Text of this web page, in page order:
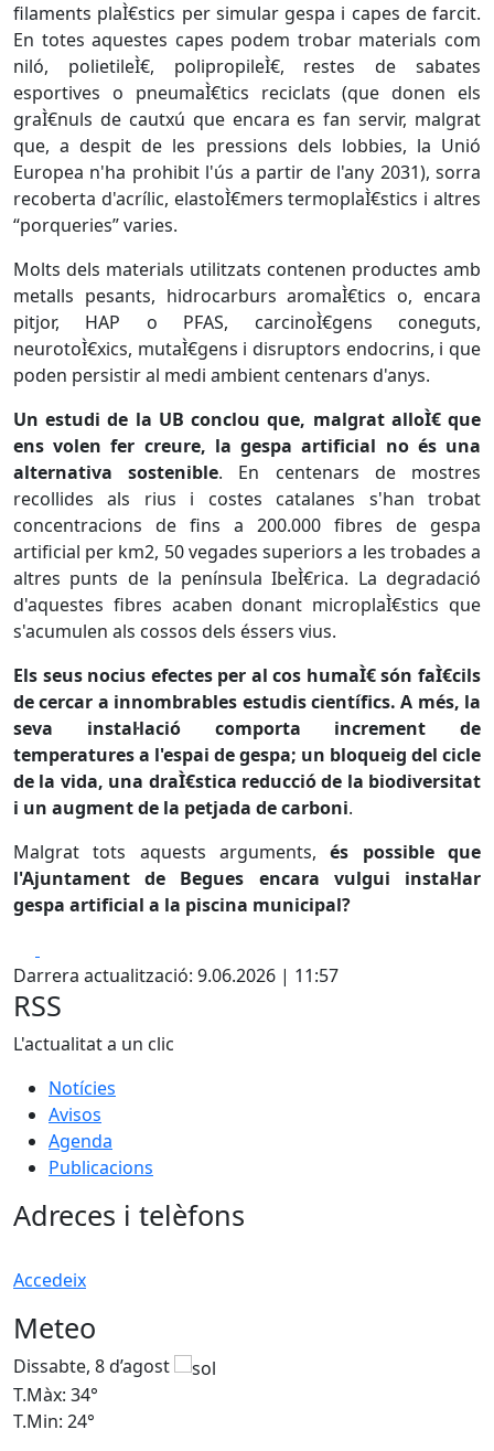
filaments plaÌ€stics per simular gespa i capes de farcit.
En totes aquestes capes podem trobar materials com
niló, polietileÌ€, polipropileÌ€, restes de sabates
esportives o pneumaÌ€tics reciclats (que donen els
graÌ€nuls de cautxú que encara es fan servir, malgrat
que, a despit de les pressions dels lobbies, la Unió
Europea n'ha prohibit l'ús a partir de l'any 2031), sorra
recoberta d'acrílic, elastoÌ€mers termoplaÌ€stics i altres
“porqueries” varies.
Molts dels materials utilitzats contenen productes amb
metalls pesants, hidrocarburs aromaÌ€tics o, encara
pitjor, HAP o PFAS, carcinoÌ€gens coneguts,
neurotoÌ€xics, mutaÌ€gens i disruptors endocrins, i que
poden persistir al medi ambient centenars d'anys.
Un estudi de la UB conclou que, malgrat alloÌ€ que
ens volen fer creure, la gespa artificial no és una
alternativa sostenible. En centenars de mostres
recollides als rius i costes catalanes s'han trobat
concentracions de fins a 200.000 fibres de gespa
artificial per km2, 50 vegades superiors a les trobades a
altres punts de la península IbeÌ€rica. La degradació
d'aquestes fibres acaben donant microplaÌ€stics que
s'acumulen als cossos dels éssers vius.
Els seus nocius efectes per al cos humaÌ€ són faÌ€cils
de cercar a innombrables estudis científics. A més, la
seva instal·lació comporta increment de
temperatures a l'espai de gespa; un bloqueig del cicle
de la vida, una draÌ€stica reducció de la biodiversitat
i un augment de la petjada de carboni.
Malgrat tots aquests arguments,és possible que
l'Ajuntament de Begues encara vulgui instal·lar
gespa artificial a la piscina municipal?
Darrera actualització: 9.06.2026 | 11:57
RSS
L'actualitat a un clic
Notícies
Avisos
Agenda
Publicacions
Adreces i telèfons
Accedeix
Meteo
Dissabte, 8 d’agost
T.Màx: 34°
T.Min: 24°